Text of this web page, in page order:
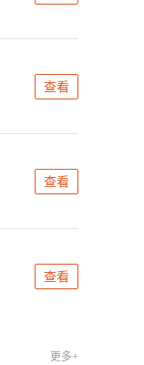
查看
查看
查看
更多+